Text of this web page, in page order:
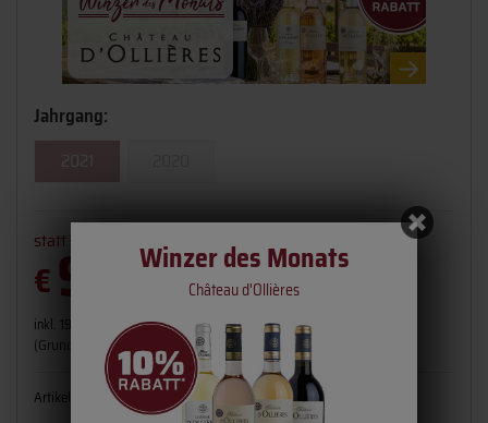
Winzer des Monats
Château d'Ollières
Jahrgang:
2021
statt13,80 €
€9,
inkl. 19% MwSt. , zzgl.Versandkosten
(Grundpreis: 13,27 € pro l)
Artikelnummer:1661-21 Flaschengröße:0,75 l